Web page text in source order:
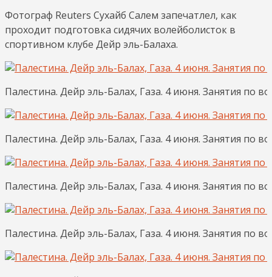
Фотограф Reuters Сухайб Салем запечатлел, как
проходит подготовка сидячих волейболисток в
спортивном клубе Дейр эль-Балаха.
Палестина. Дейр эль-Балах, Газа. 4 июня. Занятия по
Палестина. Дейр эль-Балах, Газа. 4 июня. Занятия по
Палестина. Дейр эль-Балах, Газа. 4 июня. Занятия по
Палестина. Дейр эль-Балах, Газа. 4 июня. Занятия по